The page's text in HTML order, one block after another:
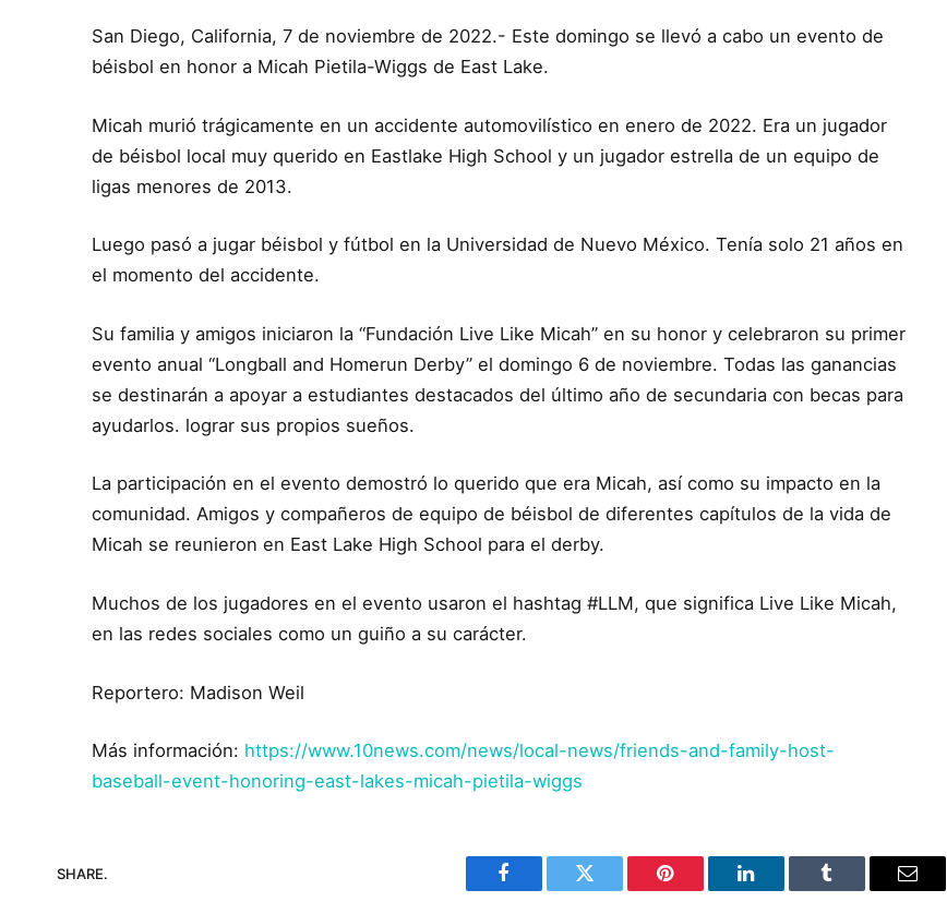
San Diego, California, 7 de noviembre de 2022.- Este domingo se llevó a cabo un evento de
béisbol en honor a Micah Pietila-Wiggs de East Lake.
Micah murió trágicamente en un accidente automovilístico en enero de 2022. Era un jugador
de béisbol local muy querido en Eastlake High School y un jugador estrella de un equipo de
ligas menores de 2013.
Luego pasó a jugar béisbol y fútbol en la Universidad de Nuevo México. Tenía solo 21 años en
el momento del accidente.
Su familia y amigos iniciaron la “Fundación Live Like Micah” en su honor y celebraron su primer
evento anual “Longball and Homerun Derby” el domingo 6 de noviembre. Todas las ganancias
se destinarán a apoyar a estudiantes destacados del último año de secundaria con becas para
ayudarlos. lograr sus propios sueños.
La participación en el evento demostró lo querido que era Micah, así como su impacto en la
comunidad. Amigos y compañeros de equipo de béisbol de diferentes capítulos de la vida de
Micah se reunieron en East Lake High School para el derby.
Muchos de los jugadores en el evento usaron el hashtag #LLM, que significa Live Like Micah,
en las redes sociales como un guiño a su carácter.
Reportero: Madison Weil
Más información: https://www.10news.com/news/local-news/friends-and-family-host-
baseball-event-honoring-east-lakes-micah-pietila-wiggs
SHARE.
Facebook Twitter Pinterest LinkedIn Tumblr Email